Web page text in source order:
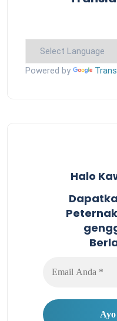
Powered by
Halo